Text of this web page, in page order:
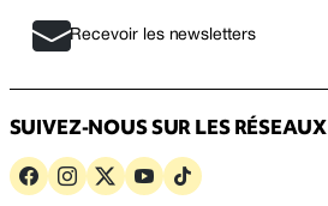
Recevoir les newsletters
SUIVEZ-NOUS SUR LES RÉSEAUX